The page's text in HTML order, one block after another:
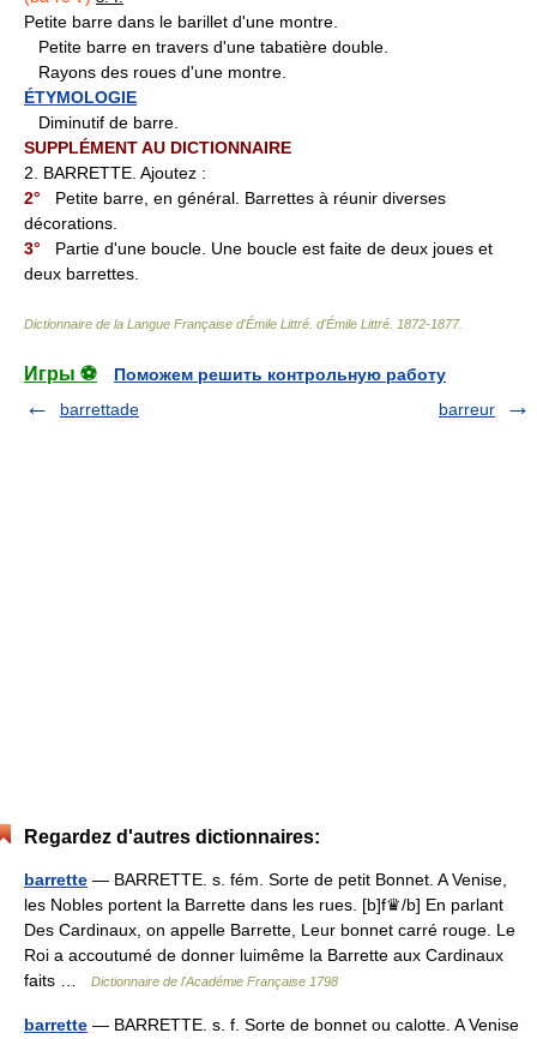
Petite barre dans le barillet d'une montre.
Petite barre en travers d'une tabatière double.
Rayons des roues d'une montre.
ÉTYMOLOGIE
Diminutif de barre.
SUPPLÉMENT AU DICTIONNAIRE
2. BARRETTE. Ajoutez :
2° Petite barre, en général. Barrettes à réunir diverses
décorations.
3° Partie d'une boucle. Une boucle est faite de deux joues et
deux barrettes.
Dictionnaire de la Langue Française d'Émile Littré d'Émile Littré 1872-1877.
Игры ⚽
Поможем решить контрольную работу
barrettade
barreur
Regardez d'autres dictionnaires:
barrette — BARRETTE. s. fém. Sorte de petit Bonnet. A Venise,
les Nobles portent la Barrette dans les rues. [b]f♛/b] En parlant
Des Cardinaux, on appelle Barrette, Leur bonnet carré rouge. Le
Roi a accoutumé de donner luimême la Barrette aux Cardinaux
faits …
Dictionnaire de l'Académie Française 1798
barrette — BARRETTE. s. f. Sorte de bonnet ou calotte. A Venise